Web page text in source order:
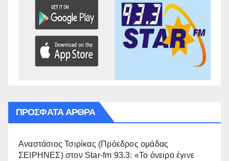
ΠΡΌΣΦΑΤΑ ΆΡΘΡΑ
Αναστάσιος Τσιρίκας (Πρόεδρος ομάδας
ΣΕΙΡΗΝΕΣ) στον Star-fm 93.3: «Το όνειρο έγινε